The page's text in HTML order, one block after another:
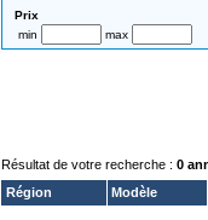
Prix
min
max
Résultat de votre recherche : 0
Région
Modèle